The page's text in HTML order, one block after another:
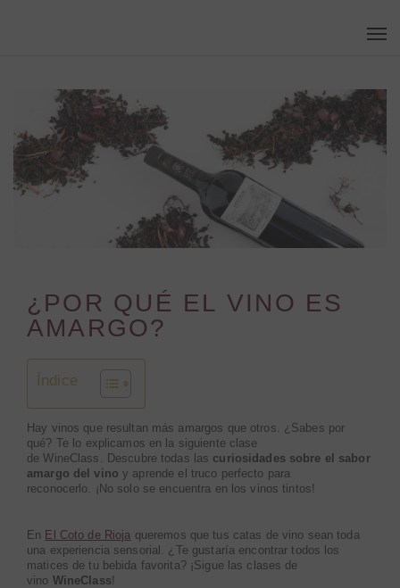
¿POR QUÉ EL VINO ES
AMARGO?
Índice
Hay vinos que resultan más amargos que otros. ¿ Sabes por
qué? Te lo explicamos en la siguiente clase
deWineClass Descubre todas las curiosidades sobre el sabor
amargo del vino y aprende el truco perfecto para
reconocerlo.
¡No solo se encuentra en los vinos tintos!
En El Coto de Rioja queremos que tus catas de vino sean toda
una experiencia sensorial. ¿Te gustaría encontrar todos los
matices de tu bebida favorita? ¡Sigue las clases de
vino WineClass!